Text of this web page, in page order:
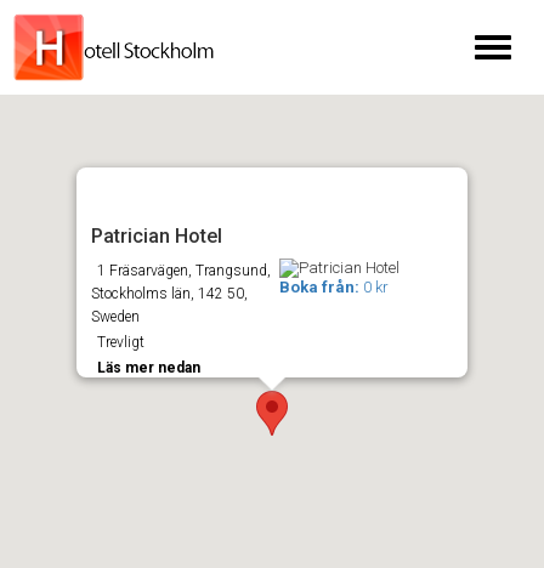
Toggle
Patrician Hotel
1 Fräsarvägen, Trangsund,
Stockholms län, 142 50,
Sweden
Trevligt
Läs mer nedan
Boka från: 0 kr